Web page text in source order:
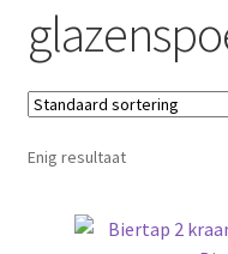
Enig resultaat